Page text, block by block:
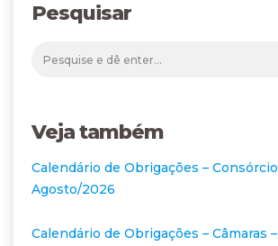
Pesquisar
Veja também
Calendário de Obrigações –
Agosto/2026
Calendário de Obrigações – Câmaras